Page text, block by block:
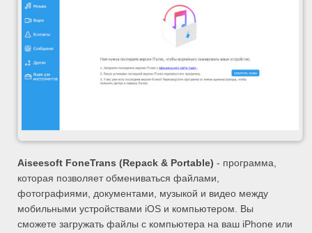
Aiseesoft FoneTrans (Repack & Portable) - программа,
которая позволяет обмениваться файлами,
фотографиями, документами, музыкой и видео между
мобильными устройствами iOS и компьютером. Вы
сможете загружать файлы с компьютера на ваш iPhone или